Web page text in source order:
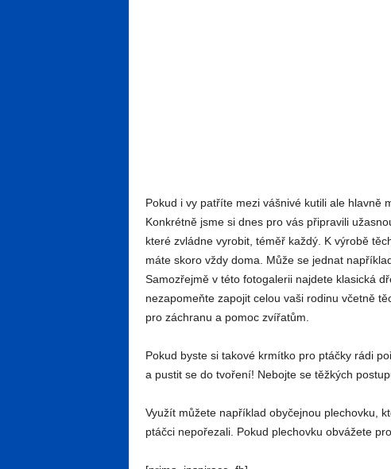
Pokud i vy patříte mezi vášnivé kutili ale hlavně
Konkrétně jsme si dnes pro vás připravili
které zvládne vyrobit, téměř každý. K výrobě
máte skoro vždy doma. Může se jednat
Samozřejmě v této fotogalerii najdete klasická
nezapomeňte zapojit celou vaši rodinu včetně
pro záchranu a pomoc zvířatům.
Pokud byste si takové krmítko pro ptáčky rádi
a pustit se do tvoření! Nebojte se těžkých
Využít můžete například obyčejnou plechovku,
ptáčci nepořezali. Pokud plechovku obvážete